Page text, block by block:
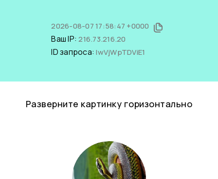
2026-08-07 17:58:47 +0000
Ваш IP:216.73.216.20
ID запроса:lwVjWpTDViE1
Разверните картинку горизонтально